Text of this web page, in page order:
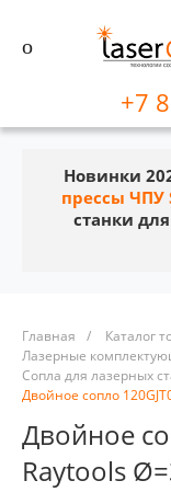
+7
Новинки
прессы ЧПУ
станки
Главная / Каталог
Лазерные
Сопла для лазерных
Двойное сопло
Двойное
Raytools